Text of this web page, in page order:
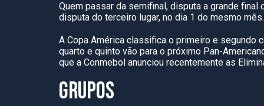
Quem passar da semifinal, disputa a grande
disputa do terceiro lugar, no dia 1 do mesmo mês.
A Copa América classifica o primeiro e segundo
quarto e quinto vão para o próximo Pan-
que a Conmebol anunciou recentemente as
GRUPOS